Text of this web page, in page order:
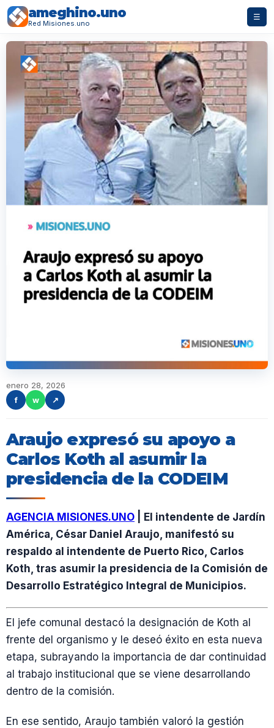
ameghino.uno
Red Misiones.uno
☰
enero 28, 2026
f
w ↗
Araujo expresó su apoyo a
Carlos Koth al asumir la
presidencia de la CODEIM
AGENCIA MISIONES.UNO | El intendente de Jardín
América, César Daniel Araujo, manifestó su
respaldo al intendente de Puerto Rico, Carlos
Koth, tras asumir la presidencia de la Comisión de
Desarrollo Estratégico Integral de Municipios.
El jefe comunal destacó la designación de Koth al
frente del organismo y le deseó éxito en esta nueva
etapa, subrayando la importancia de dar continuidad
al trabajo institucional que se viene desarrollando
dentro de la comisión.
En ese sentido, Araujo también valoró la gestión